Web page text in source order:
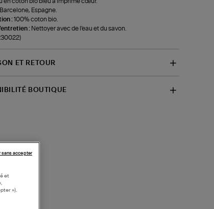
Barcelone, Espagne.
:100% coton bio.
: Nettoyer avec de l'eau et du savon.
ET RETOUR
BOUTIQUE
et
»).
sans accepter